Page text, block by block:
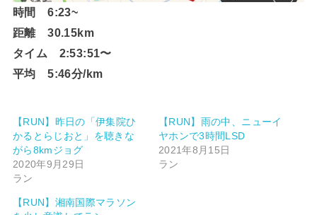
時間 6:23~
距離 30.15km
タイム 2:53:51〜
平均 5:46分/km
【RUN】昨日の「伊集院ひ
かるとらじおと」を聴きな
がら8kmジョグ
2020年9月29日
ラン
【RUN】雨の中、ニューイ
ヤホンで3時間LSD
2021年8月15日
ラン
【RUN】湘南国際マラソン